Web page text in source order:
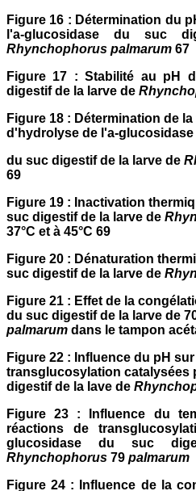
Figure 16 : Détermination du
l'a-glucosidase du suc
Rhynchophorus palmarum 67
Figure 17 : Stabilité au pH
digestif de la larve de
Figure 18 : Détermination de
d'hydrolyse de l'a-glucosidase
du suc digestif de la larve de
69
Figure 19 : Inactivation
suc digestif de la larve de
37°C et à 45°C 69
Figure 20 : Dénaturation
suc digestif de la larve de
Figure 21 : Effet de la
du suc digestif de la larve de
palmarum dans le tampon
Figure 22 : Influence du pH
transglucosylation catalysées
digestif de la lave de
Figure 23 : Influence du
réactions de
glucosidase du suc
Rhynchophorus 79 palmarum
Figure 24 : Influence de la